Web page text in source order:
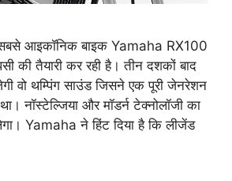
आइकॉनिक बाइक Yamaha RX100
की तैयारी कर रही है। तीन दशकों बाद
वो थम्पिंग साउंड जिसने एक पूरी जेनरेशन
था। नॉस्टेल्जिया और मॉडर्न टेक्नोलॉजी का
Yamaha ने हिंट दिया है कि लीजेंड